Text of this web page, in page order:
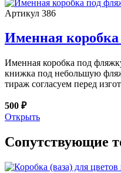
Артикул 386
Именная
Именная коробка под
книжка под небольшую
тираж согласуем перед
500 ₽
Открыть
Сопутствующие